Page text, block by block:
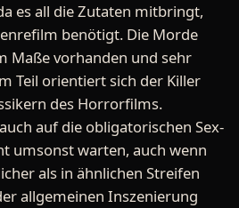
es all die Zutaten mitbringt,
benötigt. Die Morde
Maße vorhanden und sehr
Teil orientiert sich der Killer
des Horrorfilms.
auf die obligatorischen Sex-
umsonst warten, auch wenn
als in ähnlichen Streifen
allgemeinen Inszenierung